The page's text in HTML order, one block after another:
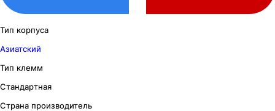
Тип корпуса
Азиатский
Тип клемм
Стандартная
Страна производитель